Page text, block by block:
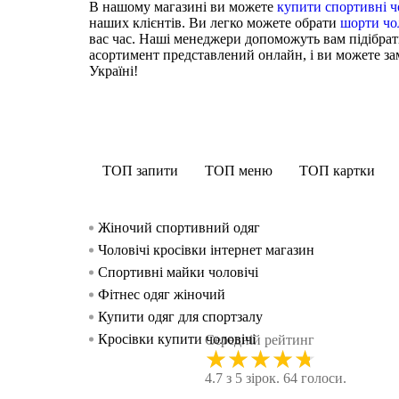
В нашому магазині ви можете купити спортивні
наших клієнтів. Ви легко можете обрати шорти
вас час. Наші менеджери допоможуть вам
асортимент представлений онлайн, і ви можете
Україні!
ТОП запити ТОП меню ТОП картки
Жіночий спортивний одяг
Чоловічі кросівки інтернет магазин
Спортивні майки чоловічі
Фітнес одяг жіночий
Купити одяг для спортзалу
Кросівки купити чоловічі
Купити чоловічі білі кросівки
Спортивні легінси жіночі
Середній рейтинг
★★★★★
4.7 з 5 зірок. 64 голоси.